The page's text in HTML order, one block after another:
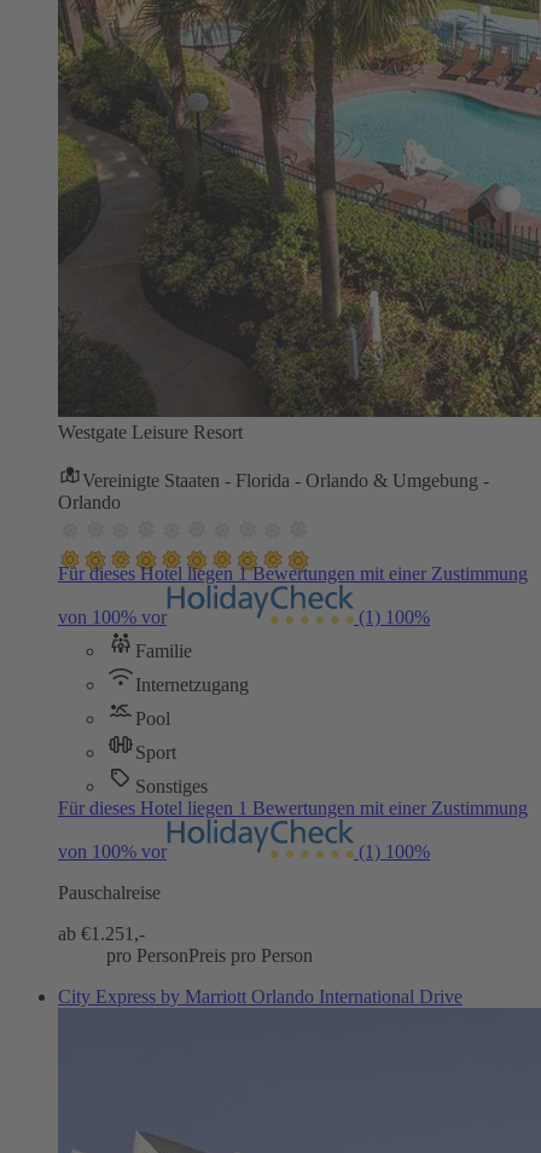
Westgate Leisure Resort
Vereinigte Staaten - Florida - Orlando & Umgebung -
Orlando
Für dieses Hotel liegen 1 Bewertungen mit einer Zustimmung
von 100% vor (1) 100%
Familie
Internetzugang
Pool
Sport
Sonstiges
Für dieses Hotel liegen 1 Bewertungen mit einer Zustimmung
von 100% vor (1) 100%
Pauschalreise
ab €1.251,-
pro PersonPreis pro Person
City Express by Marriott Orlando International Drive